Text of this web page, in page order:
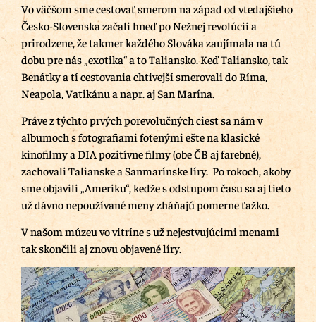
Vo väčšom sme cestovať smerom na západ od vtedajšieho
Česko-Slovenska začali hneď po Nežnej revolúcii a
prirodzene, že takmer každého Slováka zaujímala na tú
dobu pre nás „exotika“ a to Taliansko. Keď Taliansko, tak
Benátky a tí cestovania chtivejší smerovali do Ríma,
Neapola, Vatikánu a napr. aj San Marína.
Práve z týchto prvých porevolučných ciest sa nám v
albumoch s fotografiami fotenými ešte na klasické
kinofilmy a DIA pozitívne filmy (obe ČB aj farebné),
zachovali Talianske a Sanmarínske líry. Po rokoch, akoby
sme objavili „Ameriku“, keďže s odstupom času sa aj tieto
už dávno nepoužívané meny zháňajú pomerne ťažko.
V našom múzeu vo vitríne s už nejestvujúcimi menami
tak skončili aj znovu objavené líry.